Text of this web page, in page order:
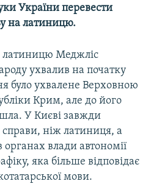
України перевести
на латиницю.
латиницю Меджліс
ухвалив на початку
було ухвалене Верховною
Крим, але до його
У Києві завжди
ніж латиниця, а
органах влади автономії
яка більше відповідає
мови.